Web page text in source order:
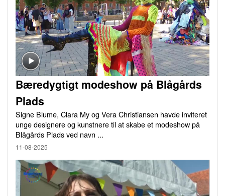
Bæredygtigt modeshow på Blågårds
Plads
Signe Blume, Clara My og Vera Christiansen havde inviteret
unge designere og kunstnere til at skabe et modeshow på
Blågårds Plads ved navn ...
11-08-2025